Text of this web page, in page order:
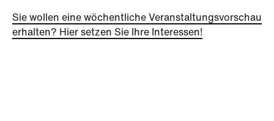
Sie wollen eine wöchentliche Veranstaltungsvorschau
erhalten? Hier setzen Sie Ihre Interessen!